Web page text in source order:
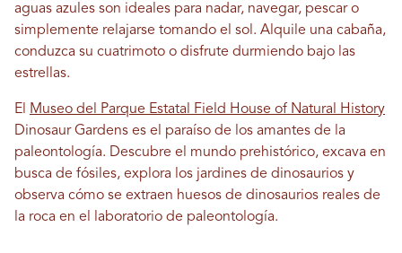
aguas azules son ideales para nadar, navegar, pescar o
simplemente relajarse tomando el sol. Alquile una cabaña,
conduzca su cuatrimoto o disfrute durmiendo bajo las
estrellas.
El
Museo del Parque Estatal Field House of Natural History
Dinosaur Gardens es el paraíso de los amantes de la
paleontología. Descubre el mundo prehistórico, excava en
busca de fósiles, explora los jardines de dinosaurios y
observa cómo se extraen huesos de dinosaurios reales de
la roca en el laboratorio de paleontología.